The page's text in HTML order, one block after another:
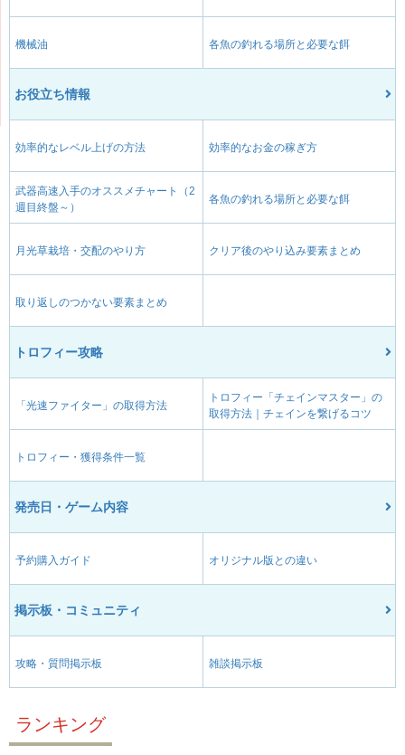
機械油 各魚の釣れる場所と必要な餌
お役立ち情報
効率的なレベル上げの方法 効率的なお金の稼ぎ方
武器高速入手のオススメチャート（2
週目終盤～）
各魚の釣れる場所と必要な餌
月光草栽培・交配のやり方 クリア後のやり込み要素まとめ
取り返しのつかない要素まとめ
トロフィー攻略
「光速ファイター」の取得方法
トロフィー「チェインマスター」の
取得方法｜チェインを繋げるコツ
トロフィー・獲得条件一覧
発売日・ゲーム内容
予約購入ガイド オリジナル版との違い
掲示板・コミュニティ
攻略・質問掲示板 雑談掲示板
ランキング